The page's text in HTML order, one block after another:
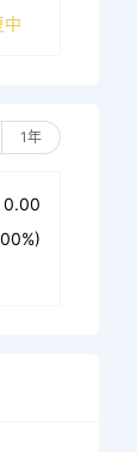
中
1年
0.00